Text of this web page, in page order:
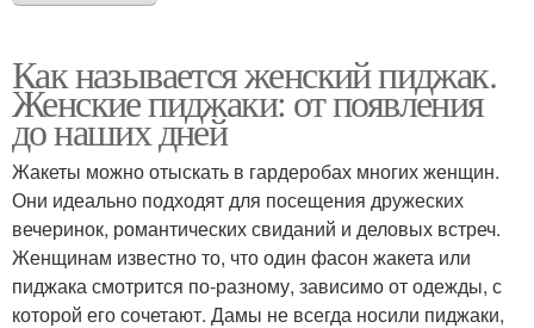
Как называется женский пиджак.
Женские пиджаки: от появления
до наших дней
Жакеты можно отыскать в гардеробах многих женщин.
Они идеально подходят для посещения дружеских
вечеринок, романтических свиданий и деловых встреч.
Женщинам известно то, что один фасон жакета или
пиджака смотрится по-разному, зависимо от одежды, с
которой его сочетают. Дамы не всегда носили пиджаки,